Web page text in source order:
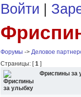
Войти |
Форумы -> Деловое
Страницы: [1 ]
Фриспины за